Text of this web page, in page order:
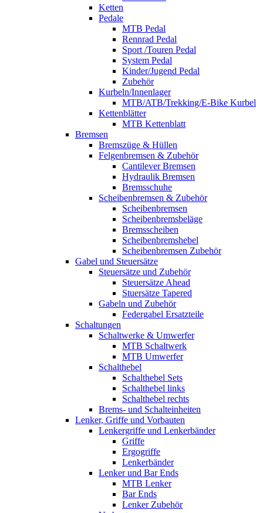
Ketten
Pedale
MTB Pedal
Rennrad Pedal
Sport /Touren Pedal
System Pedal
Kinder/Jugend Pedal
Zubehör
Kurbeln/Innenlager
MTB/ATB/Trekking/E-Bike Kurbel
Kettenblätter
MTB Kettenblatt
Bremsen
Bremszüge & Hüllen
Felgenbremsen & Zubehör
Cantilever Bremsen
Hydraulik Bremsen
Bremsschuhe
Scheibenbremsen & Zubehör
Scheibenbremsen
Scheibenbremsbeläge
Bremsscheiben
Scheibenbremshebel
Scheibenbremsen Zubehör
Gabel und Steuersätze
Steuersätze und Zubehör
Steuersätze Ahead
Stuersätze Tapered
Gabeln und Zubehör
Federgabel Ersatzteile
Schaltungen
Schaltwerke & Umwerfer
MTB Schaltwerk
MTB Umwerfer
Schalthebel
Schalthebel Sets
Schalthebel links
Schalthebel rechts
Brems- und Schalteinheiten
Lenker, Griffe und Vorbauten
Lenkergriffe und Lenkerbänder
Griffe
Ergogriffe
Lenkerbänder
Lenker und Bar Ends
MTB Lenker
Bar Ends
Lenker Zubehör